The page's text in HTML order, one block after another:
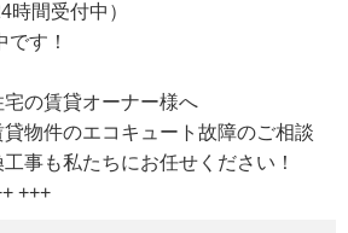
間受付中）
す！
の賃貸オーナー様へ
物件のエコキュート故障のご相談
事も私たちにお任せください！
+++